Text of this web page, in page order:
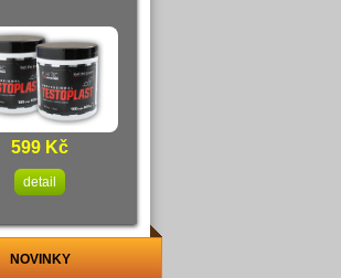
599 Kč
detail
NOVINKY